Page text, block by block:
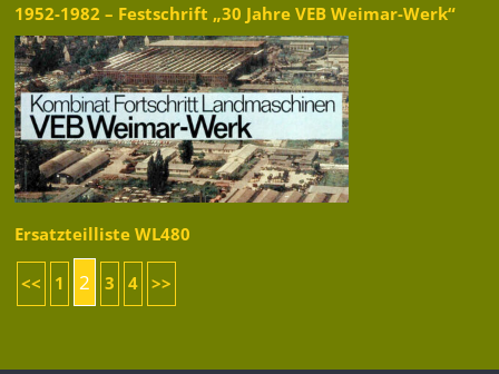
1952-1982 – Festschrift „30 Jahre VEB Weimar-Werk“
Ersatzteilliste WL480
<< 1 2 3 4 >>